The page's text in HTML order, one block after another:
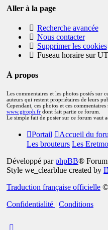
Aller à la page
Recherche avancée
Nous contacter
Supprimer les cookies
Fuseau horaire sur
À propos
Les commentaires et les photos postés sur
auteurs qui restent propriétaires de leurs
Cependant, ces photos et ces
www.gtroph.fr dont fait partie ce forum.
Le simple fait de poster sur ce forum vaut
Portail Accueil du
Les brouteurs Les
Développé parphpBB®
Style we_clearblue created by
Traduction française officielle ©
Confidentialité | Conditions